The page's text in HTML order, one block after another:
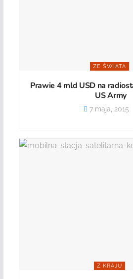
ZE ŚWIATA
Prawie 4 mld USD na
US Army
7 maja, 2015
Z KRAJU